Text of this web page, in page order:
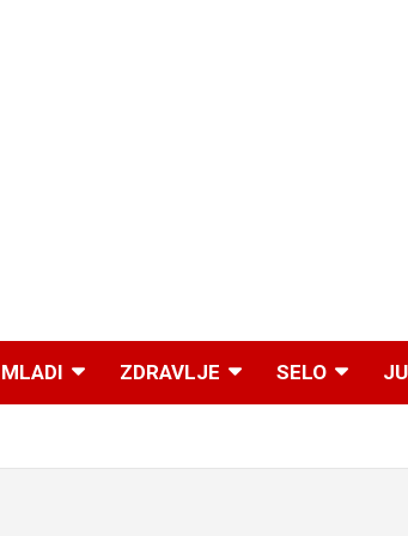
MLADI ZDRAVLJE SELO